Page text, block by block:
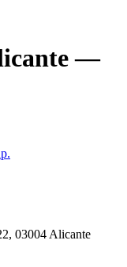
—
03004 Alicante